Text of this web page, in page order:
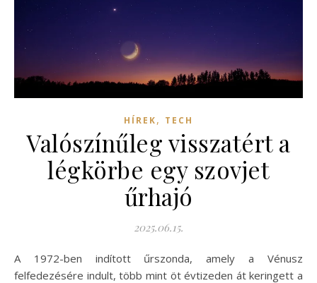
HÍREK, TECH
Valószínűleg visszatért a
légkörbe egy szovjet
űrhajó
2025.06.15.
A 1972-ben indított űrszonda, amely a Vénusz
felfedezésére indult, több mint öt évtizeden át keringett a